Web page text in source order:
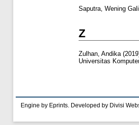
Saputra, Wening
Z
Zulhan, Andika
Universitas
Engine by Eprints. Developed by Divisi